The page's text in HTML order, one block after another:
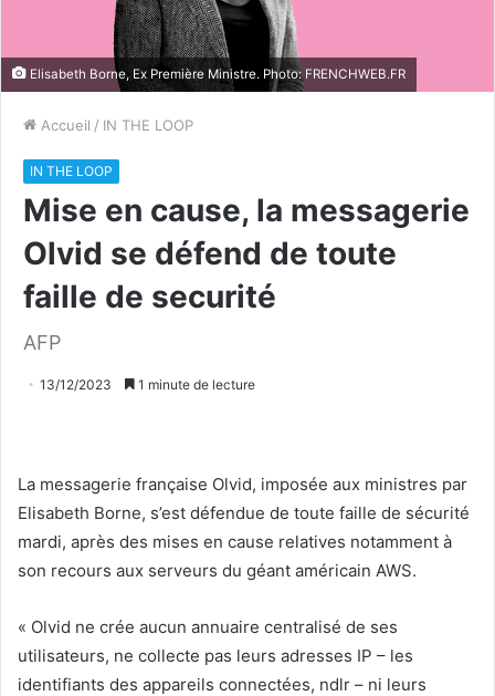
Elisabeth Borne, Ex Première Ministre. Photo: FRENCHWEB.FR
Accueil / IN THE LOOP
IN THE LOOP
Mise en cause, la messagerie
Olvid se défend de toute
faille de securité
AFP
13/12/2023 1 minute de lecture
La messagerie française Olvid, imposée aux ministres par
Elisabeth Borne, s’est défendue de toute faille de sécurité
mardi, après des mises en cause relatives notamment à
son recours aux serveurs du géant américain AWS.
« Olvid ne crée aucun annuaire centralisé de ses
utilisateurs, ne collecte pas leurs adresses IP – les
identifiants des appareils connectées, ndlr – ni leurs